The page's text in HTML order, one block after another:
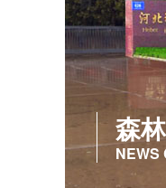
森
NEWS